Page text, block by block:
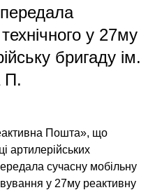
у 27му
бригаду ім.
П.
Пошта», що
артилерійських
сучасну мобільну
у 27му реактивну